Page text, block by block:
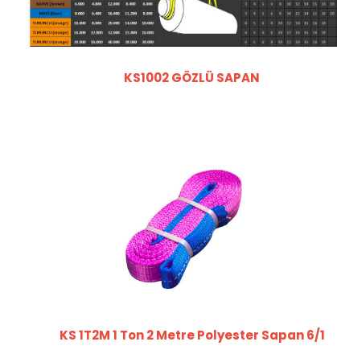
KS1002 GÖZLÜ SAPAN
KS 1T2M 1 Ton 2 Metre Polyester Sapan 6/1